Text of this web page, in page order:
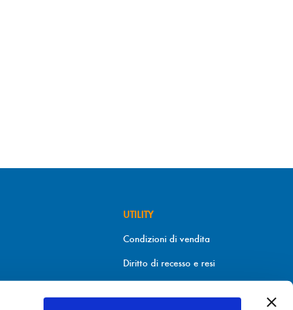
UTILITY
Condizioni di vendita
Diritto di recesso e resi